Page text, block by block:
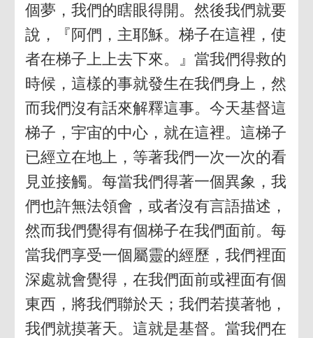
個夢，我們的瞎眼得開。然後我們就要
說，『阿們，主耶穌。梯子在這裡，使
者在梯子上上去下來。』當我們得救的
時候，這樣的事就發生在我們身上，然
而我們沒有話來解釋這事。今天基督這
梯子，宇宙的中心，就在這裡。這梯子
已經立在地上，等著我們一次一次的看
見並接觸。每當我們得著一個異象，我
們也許無法領會，或者沒有言語描述，
然而我們覺得有個梯子在我們面前。每
當我們享受一個屬靈的經歷，我們裡面
深處就會覺得，在我們面前或裡面有個
東西，將我們聯於天；我們若摸著牠，
我們就摸著天。這就是基督。當我們在